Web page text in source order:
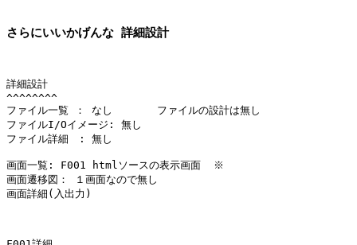
さらにいいかげんな 詳細設計
詳細設計
^^^^^^^^
ファイル一覧 ： なし       ファイルの設計は無し
ファイルI/Oイメージ: 無し
ファイル詳細　: 無し
画面一覧: F001 htmlソースの表示画面  ※
画面遷移図： １画面なので無し
画面詳細(入出力)